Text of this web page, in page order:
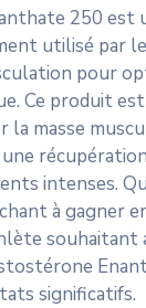
250 est
utilisé par
pour
Ce produit
la masse
intenses.
à gagner
souhaitant
significatifs.